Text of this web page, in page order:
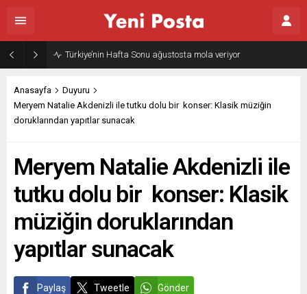
Gazze’nin geleceği: Teknokratik kontrol mü, kolonializm mi?
Anasayfa
Duyuru
Meryem Natalie Akdenizli ile tutku dolu bir konser: Klasik müziğin
doruklarından yapıtlar sunacak
Meryem Natalie Akdenizli ile
tutku dolu bir konser: Klasik
müziğin doruklarından
yapıtlar sunacak
Paylaş Tweetle Gönder